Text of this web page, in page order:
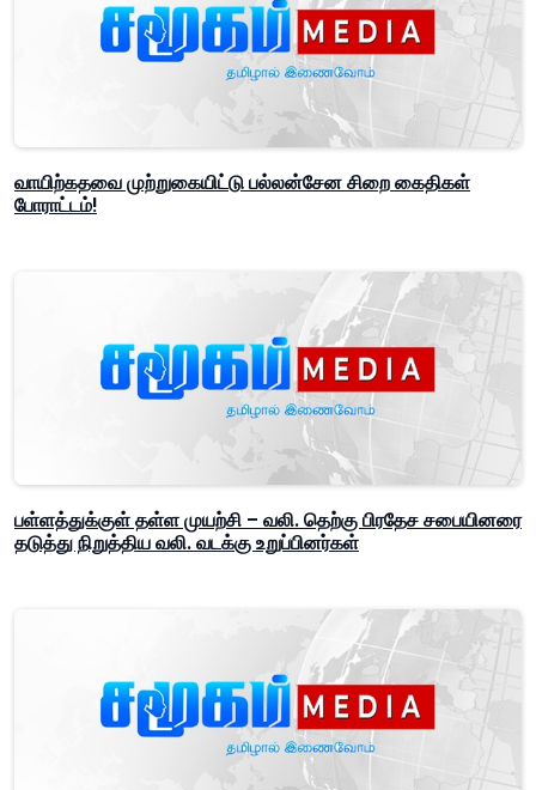
வாயிற்கதவை முற்றுகையிட்டு பல்லன்சேன சிறை கைதிகள்
போராட்டம்!
பள்ளத்துக்குள் தள்ள முயற்சி – வலி. தெற்கு பிரதேச சபையினரை
தடுத்து நிறுத்திய வலி. வடக்கு உறுப்பினர்கள்